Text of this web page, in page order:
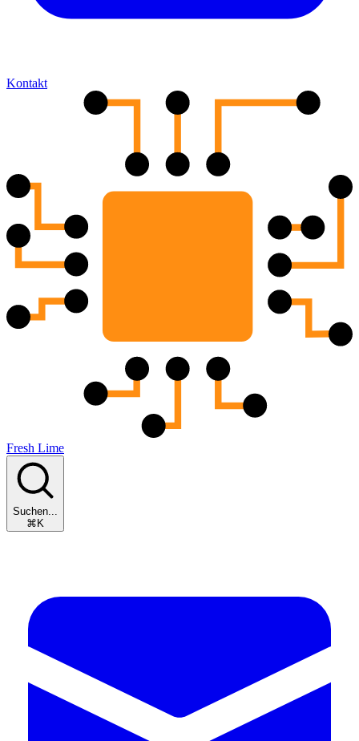
Kontakt
Fresh Lime
Suchen...
⌘K